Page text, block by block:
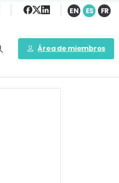
EN ES FR
Área de miembros